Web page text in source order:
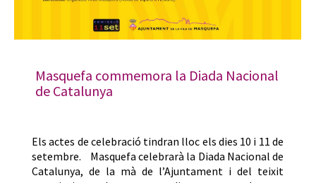
Masquefa commemora la Diada Nacional
de Catalunya
Els actes de celebració tindran lloc els dies 10 i 11 de
setembre. Masquefa celebrarà la Diada Nacional de
Catalunya, de la mà de l’Ajuntament i del teixit